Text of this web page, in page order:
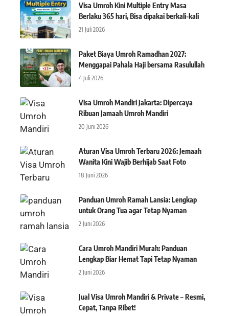
Visa Umroh Kini Multiple Entry Masa
Berlaku 365 hari, Bisa dipakai berkali-kali
21 Juli 2026
Paket Biaya Umroh Ramadhan 2027:
Menggapai Pahala Haji bersama Rasulullah
4 Juli 2026
Visa Umroh Mandiri Jakarta: Dipercaya
Ribuan Jamaah Umroh Mandiri
20 Juni 2026
Aturan Visa Umroh Terbaru 2026: Jemaah
Wanita Kini Wajib Berhijab Saat Foto
18 Juni 2026
Panduan Umroh Ramah Lansia: Lengkap
untuk Orang Tua agar Tetap Nyaman
2 Juni 2026
Cara Umroh Mandiri Murah: Panduan
Lengkap Biar Hemat Tapi Tetap Nyaman
2 Juni 2026
Jual Visa Umroh Mandiri & Private – Resmi,
Cepat, Tanpa Ribet!